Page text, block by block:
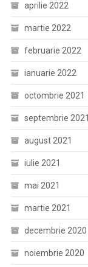
aprilie 2022
martie 2022
februarie 2022
ianuarie 2022
octombrie 2021
septembrie 2021
august 2021
iulie 2021
mai 2021
martie 2021
decembrie 2020
noiembrie 2020